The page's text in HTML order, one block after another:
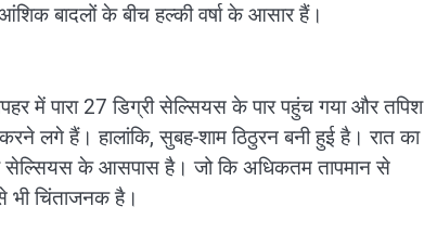
बादलों के बीच हल्की वर्षा के आसार हैं।
में पारा 27 डिग्री सेल्सियस के पार पहुंच गया और तपिश
लगे हैं। हालांकि, सुबह-शाम ठिठुरन बनी हुई है। रात का
सेल्सियस के आसपास है। जो कि अधिकतम तापमान से
भी चिंताजनक है।